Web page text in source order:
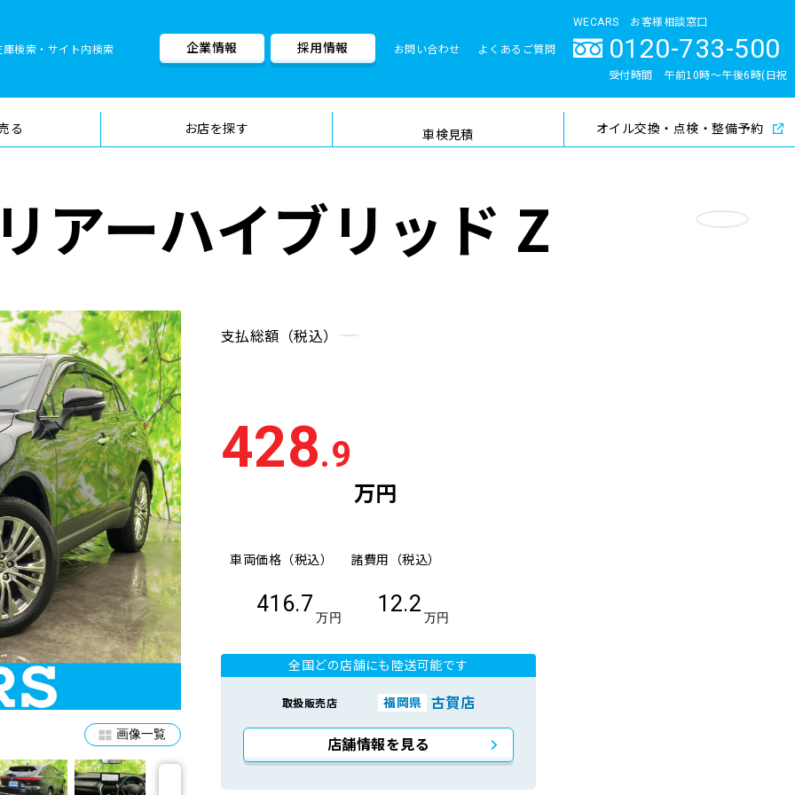
庫検索・サイト内検索
検索
企業情報 採用情報 お問い合わせ よくあるご質問
WECARS お客様相談窓口
0120-733-500
受付時間 午前10時〜午後6時(日祝
る お店を探す 車検見積
車検料金・メニュー 品質管理とサポート体制
オイル交換・点検・整備予約
アーハイブリッド Z お気に入り
画像一覧
支払総額（税込）
428.9
万円
車両価格（税込）
416.7
万円
諸費用（税込）
12.2
万円
全国どの店舗にも陸送可能です
取扱販売店 福岡県 古賀店
店舗情報を見る